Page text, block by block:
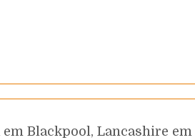
Blackpool, Lancashire